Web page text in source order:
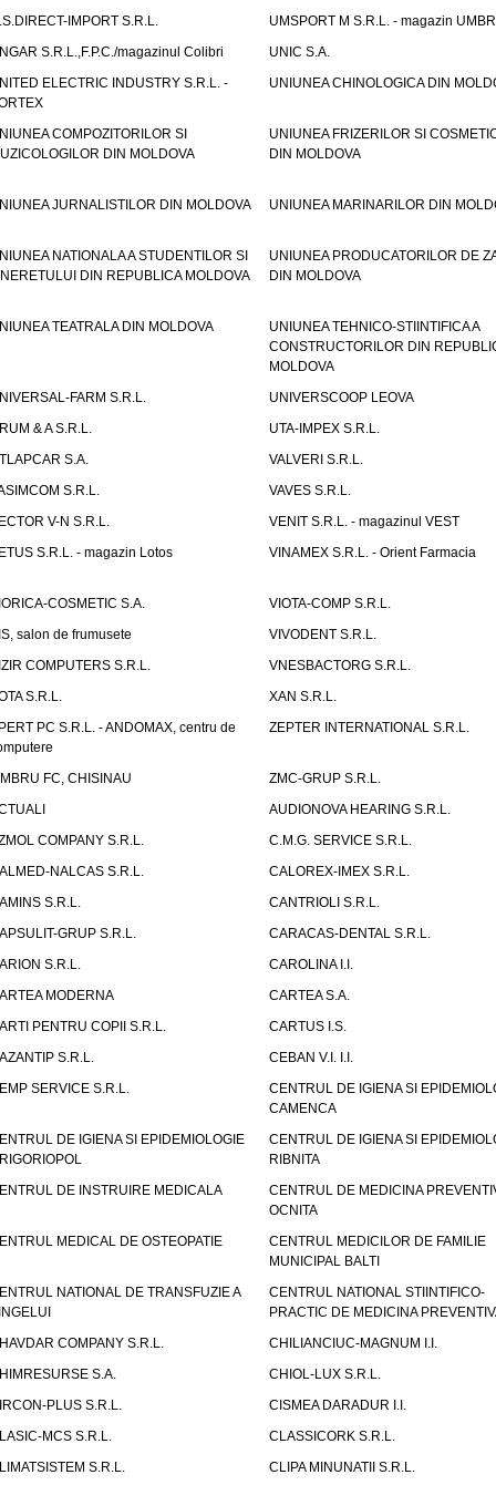
IMPORT S.R.L.
UMSPORT M S.R.L. - magazin
S.R.L.,F.P.C./magazinul Colibri
UNIC S.A.
ELECTRIC INDUSTRY S.R.L. -
UNIUNEA CHINOLOGICA DIN
COMPOZITORILOR SI
DIN MOLDOVA
UNIUNEA FRIZERILOR SI
DIN MOLDOVA
JURNALISTILOR DIN MOLDOVA UNIUNEA MARINARILOR DIN
NATIONALA A STUDENTILOR SI
DIN REPUBLICA MOLDOVA
UNIUNEA PRODUCATORILOR DE
DIN MOLDOVA
TEATRALA DIN MOLDOVA
UNIUNEA TEHNICO-STIINTIFICA A
CONSTRUCTORILOR DIN
MOLDOVA
FARM S.R.L.
UNIVERSCOOP LEOVA
& A S.R.L.
UTA-IMPEX S.R.L.
S.A.
VALVERI S.R.L.
S.R.L.
VAVES S.R.L.
V-N S.R.L.
VENIT S.R.L. - magazinul VEST
S.R.L. - magazin Lotos
VINAMEX S.R.L. - Orient Farmacia
COSMETIC S.A.
VIOTA-COMP S.R.L.
salon de frumusete
VIVODENT S.R.L.
COMPUTERS S.R.L.
VNESBACTORG S.R.L.
S.R.L.
XAN S.R.L.
PC S.R.L. - ANDOMAX, centru de
ZEPTER INTERNATIONAL S.R.L.
FC, CHISINAU
ZMC-GRUP S.R.L.
AUDIONOVA HEARING S.R.L.
COMPANY S.R.L.
C.M.G. SERVICE S.R.L.
NALCAS S.R.L.
CALOREX-IMEX S.R.L.
S.R.L.
CANTRIOLI S.R.L.
GRUP S.R.L.
CARACAS-DENTAL S.R.L.
S.R.L.
CAROLINA I.I.
MODERNA
CARTEA S.A.
PENTRU COPII S.R.L.
CARTUS I.S.
S.R.L.
CEBAN V.I. I.I.
SERVICE S.R.L.
CENTRUL DE IGIENA SI
CAMENCA
DE IGIENA SI EPIDEMIOLOGIE
CENTRUL DE IGIENA SI
RIBNITA
DE INSTRUIRE MEDICALA
CENTRUL DE MEDICINA
OCNITA
MEDICAL DE OSTEOPATIE
CENTRUL MEDICILOR DE FAMILIE
MUNICIPAL BALTI
NATIONAL DE TRANSFUZIE A
CENTRUL NATIONAL STIINTIFICO-
PRACTIC DE MEDICINA
COMPANY S.R.L.
CHILIANCIUC-MAGNUM I.I.
S.A.
CHIOL-LUX S.R.L.
PLUS S.R.L.
CISMEA DARADUR I.I.
MCS S.R.L.
CLASSICORK S.R.L.
S.R.L.
CLIPA MINUNATII S.R.L.